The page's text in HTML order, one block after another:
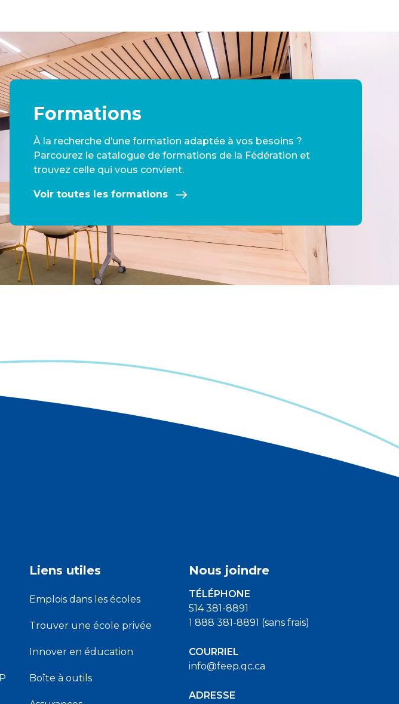
Formations
À la recherche d’une formation adaptée à vos besoins ?
Parcourez le catalogue de formations de la Fédération et
trouvez celle qui vous convient.
Voir toutes les formations
Liens utiles
Emplois dans les écoles
Trouver une école privée
Innover en éducation
Boîte à outils
Nous joindre
TÉLÉPHONE
514 381-8891
1 888 381-8891 (sans frais)
COURRIEL
info@feep.qc.ca
ADRESSE